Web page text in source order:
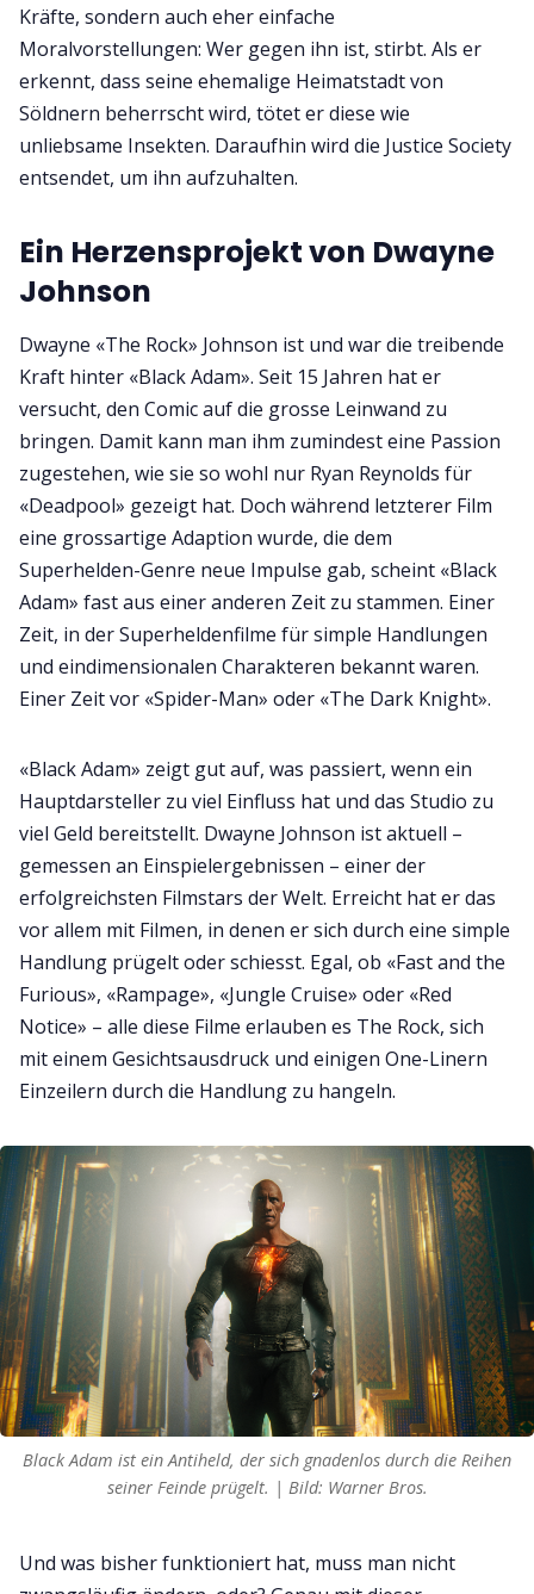
Kräfte, sondern auch eher einfache
Moralvorstellungen: Wer gegen ihn ist, stirbt. Als er
erkennt, dass seine ehemalige Heimatstadt von
Söldnern beherrscht wird, tötet er diese wie
unliebsame Insekten. Daraufhin wird die Justice Society
entsendet, um ihn aufzuhalten.
Ein Herzensprojekt von Dwayne
Johnson
Dwayne «The Rock» Johnson ist und war die treibende
Kraft hinter «Black Adam». Seit 15 Jahren hat er
versucht, den Comic auf die grosse Leinwand zu
bringen. Damit kann man ihm zumindest eine Passion
zugestehen, wie sie so wohl nur Ryan Reynolds für
«Deadpool» gezeigt hat. Doch während letzterer Film
eine grossartige Adaption wurde, die dem
Superhelden-Genre neue Impulse gab, scheint «Black
Adam» fast aus einer anderen Zeit zu stammen. Einer
Zeit, in der Superheldenfilme für simple Handlungen
und eindimensionalen Charakteren bekannt waren.
Einer Zeit vor «Spider-Man» oder «The Dark Knight».
«Black Adam» zeigt gut auf, was passiert, wenn ein
Hauptdarsteller zu viel Einfluss hat und das Studio zu
viel Geld bereitstellt. Dwayne Johnson ist aktuell –
gemessen an Einspielergebnissen – einer der
erfolgreichsten Filmstars der Welt. Erreicht hat er das
vor allem mit Filmen, in denen er sich durch eine simple
Handlung prügelt oder schiesst. Egal, ob «Fast and the
Furious», «Rampage», «Jungle Cruise» oder «Red
Notice» – alle diese Filme erlauben es The Rock, sich
mit einem Gesichtsausdruck und einigen One-Linern
Einzeilern durch die Handlung zu hangeln.
Black Adam ist ein Antiheld, der sich gnadenlos durch die Reihen
seiner Feinde prügelt. | Bild: Warner Bros.
Und was bisher funktioniert hat, muss man nicht